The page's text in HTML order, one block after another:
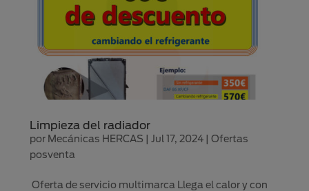
Limpieza del radiador
por Mecánicas HERCAS Jul 17, 2024 |Ofertas
posventa
Oferta de servicio multimarca Llega el calor y con